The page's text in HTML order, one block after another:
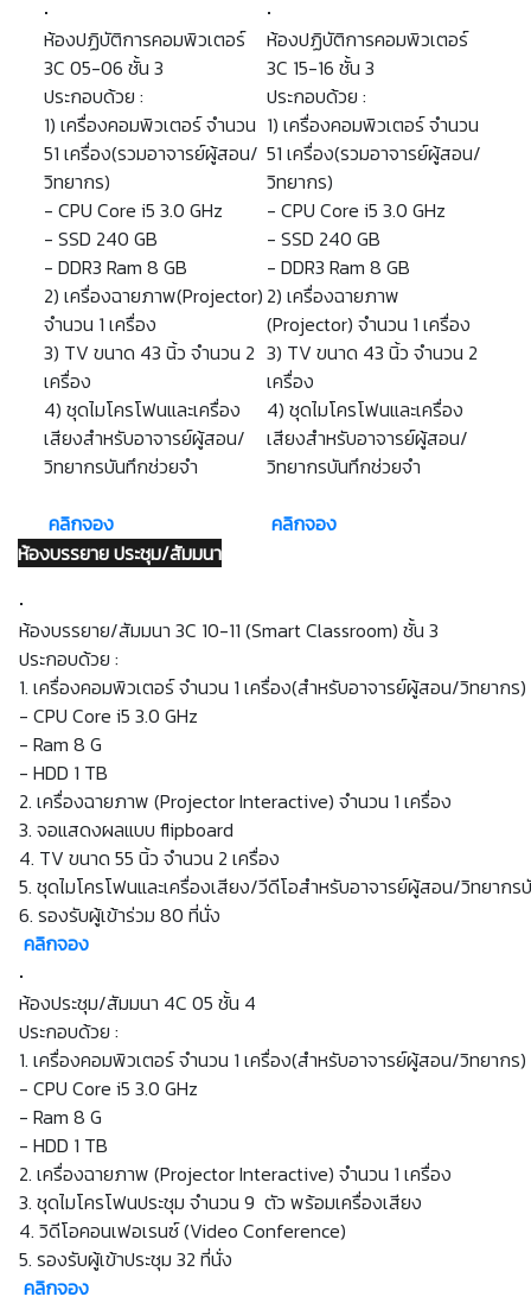
ห้องปฏิบัติการคอมพิวเตอร์
3C 05-06 ชั้น 3
ประกอบด้วย :
1) เครื่องคอมพิวเตอร์ จำนวน
51 เครื่อง(รวมอาจารย์ผู้สอน/
วิทยากร)
- CPU Core i5 3.0 GHz
- SSD 240 GB
- DDR3 Ram 8 GB
2) เครื่องฉายภาพ(Projector)
จำนวน 1 เครื่อง
3) TV ขนาด 43 นิ้ว จำนวน 2
เครื่อง
4) ชุดไมโครโฟนและเครื่อง
เสียงสำหรับอาจารย์ผู้สอน/
วิทยากรบันทึกช่วยจำ
คลิกจอง
ห้องปฏิบัติการคอมพิวเตอร์
3C 15-16 ชั้น 3
ประกอบด้วย :
1) เครื่องคอมพิวเตอร์ จำนวน
51 เครื่อง(รวมอาจารย์ผู้สอน/
วิทยากร)
- CPU Core i5 3.0 GHz
- SSD 240 GB
- DDR3 Ram 8 GB
2) เครื่องฉายภาพ
(Projector) จำนวน 1 เครื่อง
3) TV ขนาด 43 นิ้ว จำนวน 2
เครื่อง
4) ชุดไมโครโฟนและเครื่อง
เสียงสำหรับอาจารย์ผู้สอน/
วิทยากรบันทึกช่วยจำ
คลิกจอง
ห้องบรรยาย ประชุม/สัมมนา
ห้องบรรยาย/สัมมนา 3C 10-11 (Smart Classroom) ชั้น 3
ประกอบด้วย :
1. เครื่องคอมพิวเตอร์ จำนวน 1 เครื่อง(สำหรับอาจารย์ผู้สอน/วิทยากร)
- CPU Core i5 3.0 GHz
- Ram 8 G
- HDD 1 TB
2. เครื่องฉายภาพ (Projector Interactive) จำนวน 1 เครื่อง
3. จอแสดงผลแบบ flipboard
4. TV ขนาด 55 นิ้ว จำนวน 2 เครื่อง
5. ชุดไมโครโฟนและเครื่องเสียง/วีดีโอสำหรับอาจารย์ผู้สอน/วิทยากร
6. รองรับผู้เข้าร่วม 80 ที่นั่ง
คลิกจอง
ห้องประชุม/สัมมนา 4C 05 ชั้น 4
ประกอบด้วย :
1. เครื่องคอมพิวเตอร์ จำนวน 1 เครื่อง(สำหรับอาจารย์ผู้สอน/วิทยากร)
- CPU Core i5 3.0 GHz
- Ram 8 G
- HDD 1 TB
2. เครื่องฉายภาพ (Projector Interactive) จำนวน 1 เครื่อง
3. ชุดไมโครโฟนประชุม จำนวน 9 ตัว พร้อมเครื่องเสียง
4. วิดีโอคอนเฟอเรนซ์ (Video Conference)
5. รองรับผู้เข้าประชุม 32 ที่นั่ง
คลิกจอง